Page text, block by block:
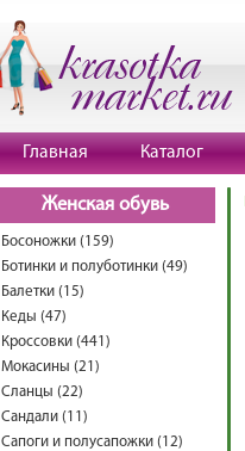
Главная Каталог
Женская обувь
Босоножки (159)
Ботинки и полуботинки (49)
Балетки (15)
Кеды (47)
Кроссовки (441)
Мокасины (21)
Сланцы (22)
Сандали (11)
Сапоги и полусапожки (12)